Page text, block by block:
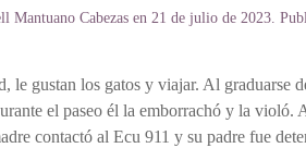
Mantuano Cabezas en 21 de julio de 2023 .
le gustan los gatos y viajar. Al
el paseo él la emborrachó y la violó.
contactó al Ecu 911 y su padre fue